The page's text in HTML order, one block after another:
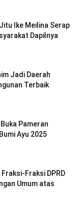
Ike Meilina Serap
Dapilnya
Jadi Daerah
Terbaik
Pameran
Ayu 2025
Fraksi DPRD
Umum atas